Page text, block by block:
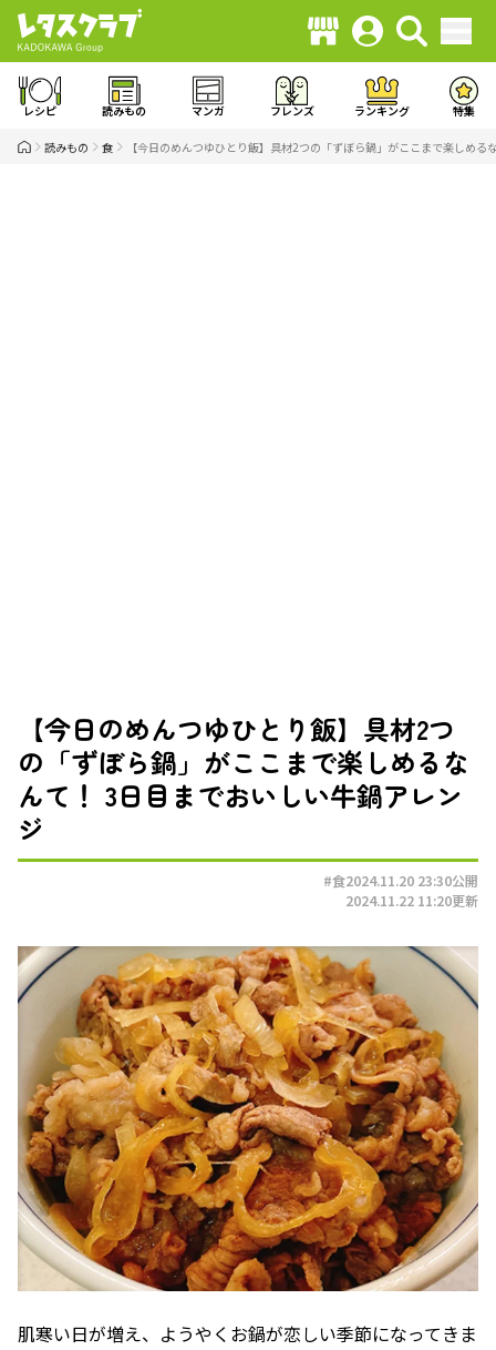
レシピ 読みもの マンガ フレンズ ランキング 特集
読みもの 食 【今日のめんつゆひとり飯】具材2つの「ずぼら鍋」がここまで楽しめ
【今日のめんつゆひとり飯】具材2つ
の「ずぼら鍋」がここまで楽しめるな
んて！ 3日目までおいしい牛鍋アレン
ジ
#食2024.11.20 23:30公開
2024.11.22 11:20更新
肌寒い日が増え、ようやくお鍋が恋しい季節になってきま